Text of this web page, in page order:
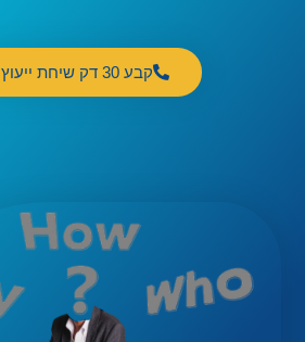
קבע 30 דק שיחת ייעוץ בחינם